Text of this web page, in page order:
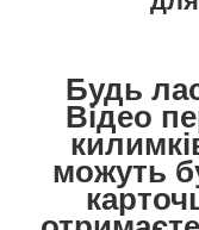
Будь
Відео
можуть